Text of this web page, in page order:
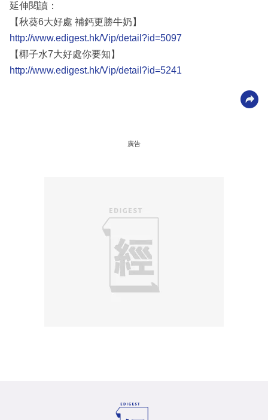
延伸閱讀：
【秋葵6大好處 補鈣更勝牛奶】
http://www.edigest.hk/Vip/detail?id=5097
【椰子水7大好處你要知】
http://www.edigest.hk/Vip/detail?id=5241
廣告